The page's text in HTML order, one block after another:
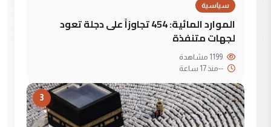
سياسية
الموارد المائية: 454 تجاوزاً على دجلة تعود
لجهات متنفذة
--منذ 17 ساعة
3